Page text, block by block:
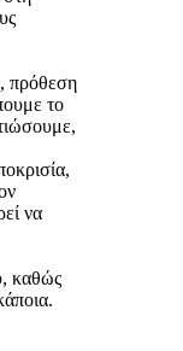
πρόθεση
το
να
καθώς